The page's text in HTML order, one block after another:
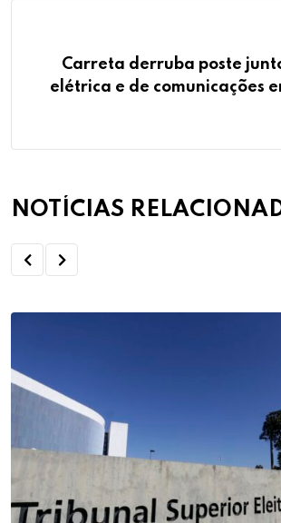
Carreta derruba poste
elétrica e de comunicações
NOTÍCIAS